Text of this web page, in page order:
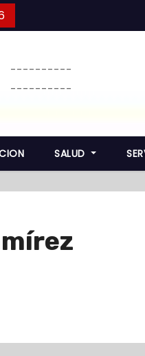
----------
----------
SALUD